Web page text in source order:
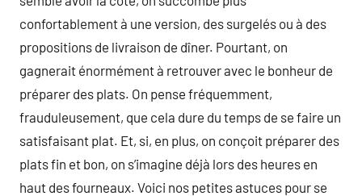
confortablement à une version, des surgelés ou à des
propositions de livraison de dîner. Pourtant, on
gagnerait énormément à retrouver avec le bonheur de
préparer des plats. On pense fréquemment,
frauduleusement, que cela dure du temps de se faire un
satisfaisant plat. Et, si, en plus, on conçoit préparer des
plats fin et bon, on s’imagine déjà lors des heures en
haut des fourneaux. Voici nos petites astuces pour se